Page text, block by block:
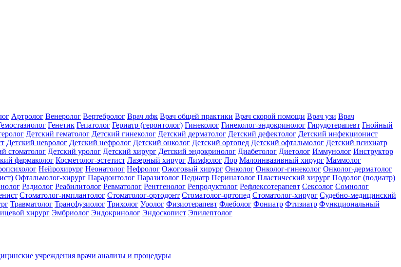
Артролог Венеролог Вертебролог Врач лфк Врач общей практики Врач скорой помощи Врач узи Врач
Генетик Гепатолог Гериатр (геронтолог) Гинеколог Гинеколог-эндокринолог Гирудотерапевт Гнойный
Детский гематолог Детский гинеколог Детский дерматолог Детский дефектолог Детский инфекционист
Детский невролог Детский нефролог Детский онколог Детский ортопед Детский офтальмолог Детский психиатр
стоматолог Детский уролог Детский хирург Детский эндокринолог Диабетолог Диетолог Иммунолог Инструктор
фармаколог Косметолог-эстетист Лазерный хирург Лимфолог Лор Малоинвазивный хирург Маммолог
Нейрохирург Неонатолог Нефролог Ожоговый хирург Онколог Онколог-гинеколог Онколог-дерматолог
Офтальмолог-хирург Парадонтолог Паразитолог Педиатр Перинатолог Пластический хирург Подолог (подиатр)
Радиолог Реабилитолог Ревматолог Рентгенолог Репродуктолог Рефлексотерапевт Сексолог Сомнолог
Стоматолог-имплантолог Стоматолог-ортодонт Стоматолог-ортопед Стоматолог-хирург Судебно-медицинский
Травматолог Трансфузиолог Трихолог Уролог Физиотерапевт Флеболог Фониатр Фтизиатр Функциональный
хирург Эмбриолог Эндокринолог Эндоскопист Эпилептолог
учреждения врачи анализы и процедуры